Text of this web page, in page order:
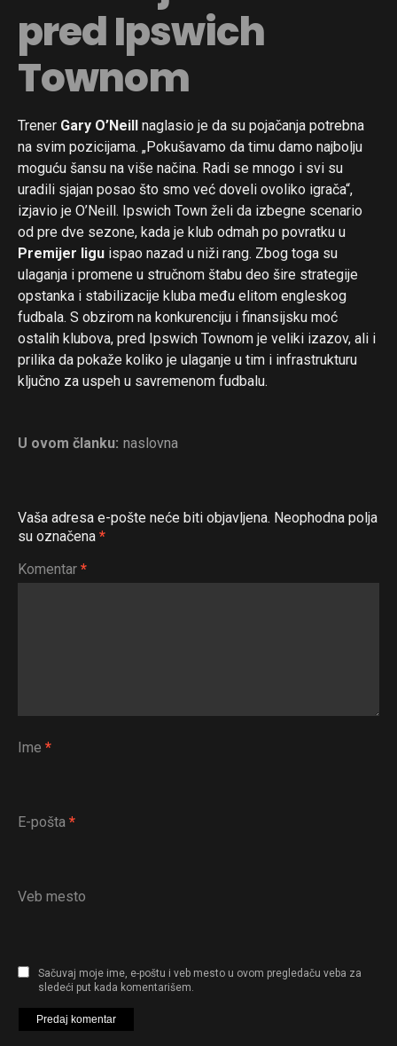
pred Ipswich
Townom
Trener Gary O’Neill naglasio je da su pojačanja potrebna
na svim pozicijama. „Pokušavamo da timu damo najbolju
moguću šansu na više načina. Radi se mnogo i svi su
uradili sjajan posao što smo već doveli ovoliko igrača“,
izjavio je O’Neill. Ipswich Town želi da izbegne scenario
od pre dve sezone, kada je klub odmah po povratku u
Premijer ligu ispao nazad u niži rang. Zbog toga su
ulaganja i promene u stručnom štabu deo šire strategije
opstanka i stabilizacije kluba među elitom engleskog
fudbala. S obzirom na konkurenciju i finansijsku moć
ostalih klubova, pred Ipswich Townom je veliki izazov, ali i
prilika da pokaže koliko je ulaganje u tim i infrastrukturu
ključno za uspeh u savremenom fudbalu.
U ovom članku: naslovna
Vaša adresa e-pošte neće biti objavljena. Neophodna polja
su označena *
Komentar *
Ime *
E-pošta *
Veb mesto
Sačuvaj moje ime, e-poštu i veb mesto u ovom pregledaču veba za
sledeći put kada komentarišem.